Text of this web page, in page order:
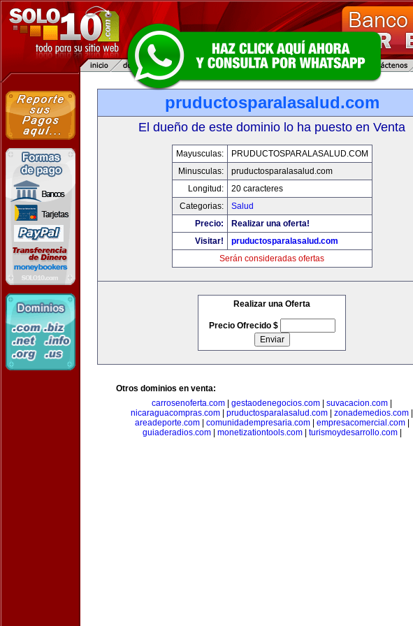
pruductosparalasalud.com
El dueño de este dominio lo ha puesto en Venta
Mayusculas:
PRUDUCTOSPARALASALUD.COM
Minusculas:
pruductosparalasalud.com
Longitud:
20 caracteres
Categorias:
Salud
Precio:
Realizar una oferta!
Visitar!
pruductosparalasalud.com
Serán consideradas ofertas
Realizar una Oferta
Precio Ofrecido $
Otros dominios en venta:
carrosenoferta.com
gestaodenegocios.com suvacacion.com
nicaraguacompras.com
pruductosparalasalud.com zonademedios.com
areadeporte.com| comunidadempresaria.com| empresacomercial.com|
guiaderadios.com| monetizationtools.com| turismoydesarrollo.com|